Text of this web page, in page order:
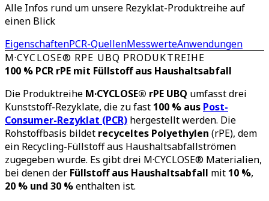
Alle Infos rund um unsere Rezyklat-Produktreihe auf
einen Blick
EigenschaftenPCR-QuellenMesswerteAnwendungen
M·CYCLOSE® RPE UBQ PRODUKTREIHE
100 % PCR rPE mit Füllstoff aus Haushaltsabfall
Die Produktreihe M·CYCLOSE® rPE UBQ umfasst drei
Kunststoff-Rezyklate, die zu fast 100 % aus Post-
Consumer-Rezyklat (PCR) hergestellt werden. Die
Rohstoffbasis bildet recyceltes Polyethylen (rPE), dem
ein Recycling-Füllstoff aus Haushaltsabfallströmen
zugegeben wurde. Es gibt drei M·CYCLOSE® Materialien,
bei denen der Füllstoff aus Haushaltsabfall mit 10 %,
20 % und 30 %enthalten ist.